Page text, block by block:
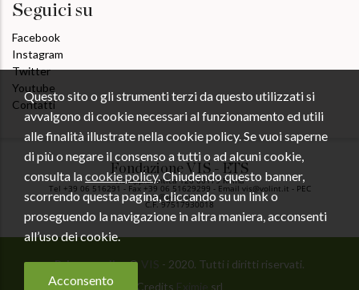
Seguici su
Facebook
Instagram
Twitter
Youtube
Contatti
Fondazione VIS - ETS
Via Appia Antica 126 00179 Roma
Tel +39 06 516291 - Fax +39 06 51629299 - Email vis@volint.it - PEC
vis@pec.volint.it
C.F. 97517930018
Privacy policy© VIS - 2020. Tutti i diritti riservati.
Credits Eximie srl
Questo sito o gli strumenti terzi da questo utilizzati si
avvalgono di cookie necessari al funzionamento ed utili
alle finalità illustrate nella cookie policy. Se vuoi saperne
di più o negare il consenso a tutti o ad alcuni cookie,
consulta lacookie policy. Chiudendo questo banner,
scorrendo questa pagina, cliccando su un link o
proseguendo la navigazione in altra maniera, acconsenti
all’uso dei cookie.
Acconsento